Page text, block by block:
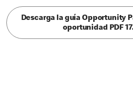
Descarga la guía Opportunity
oportunidad PDF